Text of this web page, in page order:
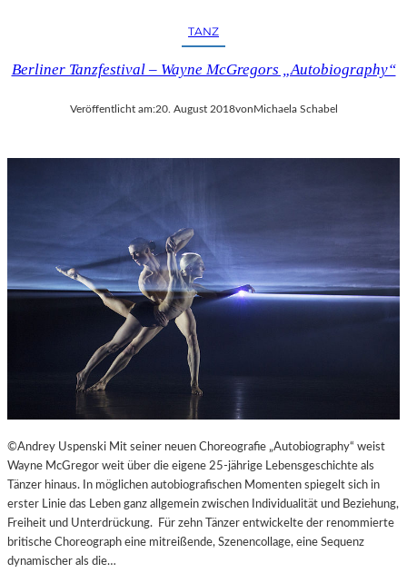
TANZ
Berliner Tanzfestival – Wayne McGregors „Autobiography“
Veröffentlicht am:20. August 2018vonMichaela Schabel
©Andrey Uspenski Mit seiner neuen Choreografie „Autobiography“ weist
Wayne McGregor weit über die eigene 25-jährige Lebensgeschichte als
Tänzer hinaus. In möglichen autobiografischen Momenten spiegelt sich in
erster Linie das Leben ganz allgemein zwischen Individualität und Beziehung,
Freiheit und Unterdrückung. Für zehn Tänzer entwickelte der renommierte
britische Choreograph eine mitreißende, Szenencollage, eine Sequenz
dynamischer als die…